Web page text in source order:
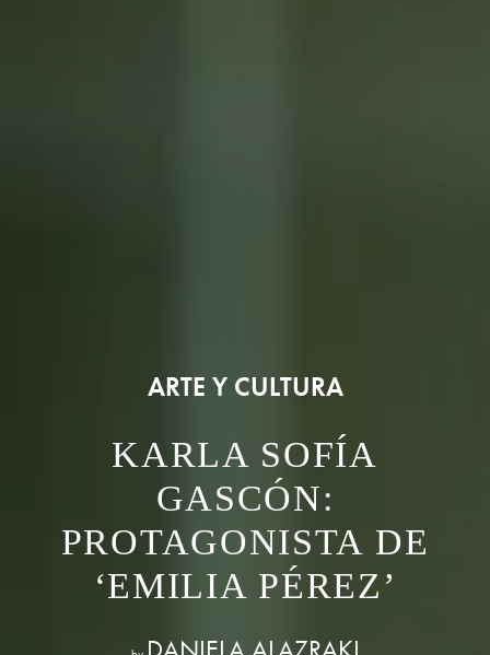
ARTE Y CULTURA
KARLA SOFÍA
GASCÓN:
PROTAGONISTA DE
‘EMILIA PÉREZ’